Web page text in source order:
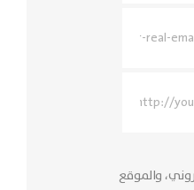
والموقع